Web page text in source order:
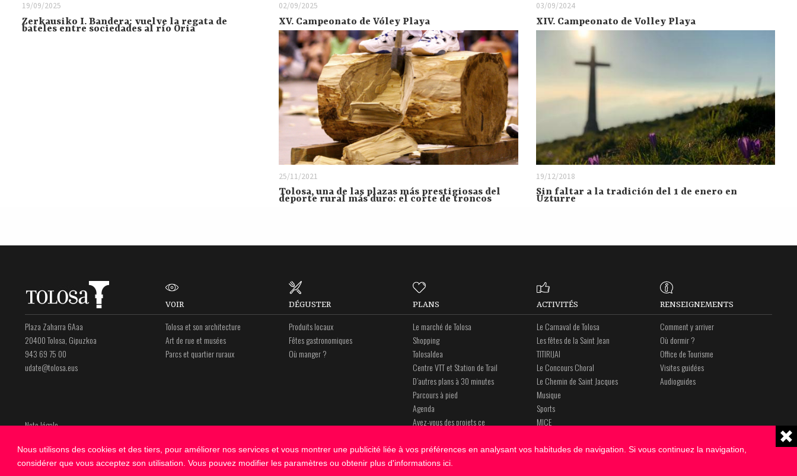
19/09/2025
Zerkausiko I. Bandera: vuelve la regata de
bateles entre sociedades al río Oria
02/09/2025
XV. Campeonato de Vóley Playa
03/09/2024
XIV. Campeonato de Volley Playa
25/11/2021
Tolosa, una de las plazas más prestigiosas del
deporte rural más duro: el corte de troncos
19/12/2018
Sin faltar a la tradición del 1 de enero en
Uzturre
VOIR
Tolosa et son architecture
Art de rue et musées
Parcs et quartier ruraux
DÉGUSTER
Produits locaux
Fêtes gastronomiques
Où manger ?
PLANS
Le marché de Tolosa
Shopping
Tolosaldea
Centre VTT et Station de Trail
D’autres plans à 30 minutes
Parcours à pied
Agenda
Avez-vous des projets ce
ACTIVITÉS
Le Carnaval de Tolosa
Les fêtes de la Saint Jean
TITIRIJAI
Le Concours Choral
Le Chemin de Saint Jacques
Musique
Sports
MICE
RENSEIGNEMENTS
Comment y arriver
Où dormir ?
Office de Tourisme
Visites guidées
Audioguides
Plaza Zaharra 6Aaa
20400 Tolosa, Gipuzkoa
943 69 75 00
udate@tolosa.eus
Note légale
Politique de Cookies
Nous utilisons des cookies et des tiers, pour améliorer nos services et vous montrer une publicité liée à vos préférences en analysant vos habitudes de navigation. Si vous continuez la navigation,
considérer que vous acceptez son utilisation. Vous pouvez modifier les paramètres ou obtenir plus d'informations ici.